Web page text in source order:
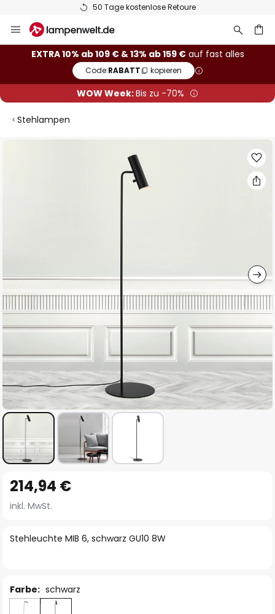
50 Tage kostenlose Retoure
Inhalt
springen
EXTRA 10% ab 109 € & 13% ab 159 €auf fast alles
Code:RABATT kopieren
WOW Week:Bis zu -70%
Stehlampen
Anfang
der
springen
Stehleuchte MIB 6, schwarz GU10 8W
214,94 €
inkl. MwSt.
Farbe: schwarz